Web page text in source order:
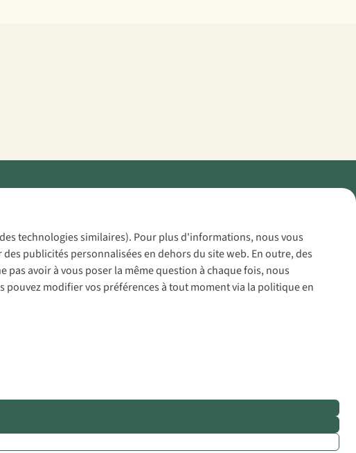
technologies similaires). Pour plus d'informations, nous vous
publicités personnalisées en dehors du site web. En outre, des
pas avoir à vous poser la même question à chaque fois, nous
modifier vos préférences à tout moment via la politique en